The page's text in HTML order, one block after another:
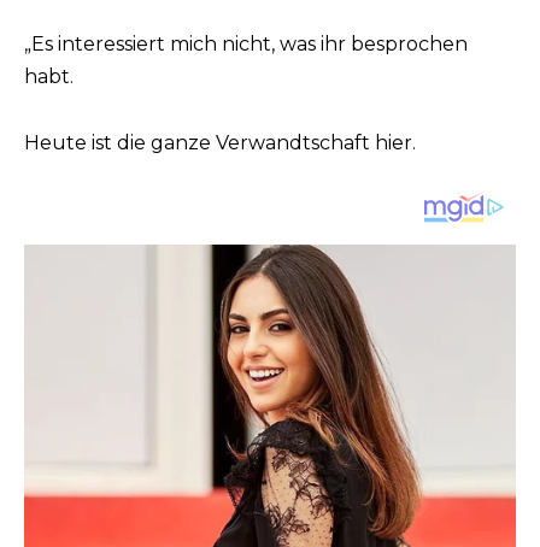
„Es interessiert mich nicht, was ihr besprochen
habt.
Heute ist die ganze Verwandtschaft hier.